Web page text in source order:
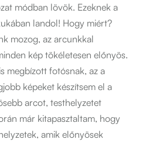
módban lövök. Ezeknek a
landol! Hogy miért?
mozog, az arcunkkal
kép tökéletesen előnyös.
megbízott fotósnak, az a
képeket készítsem el a
arcot, testhelyzetet
már kitapasztaltam, hogy
amik előnyösek